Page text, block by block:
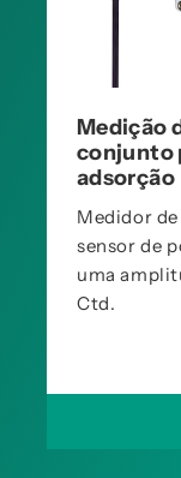
Medição
conjunto
adsorção
Medidor
sensor de
uma
Ctd.